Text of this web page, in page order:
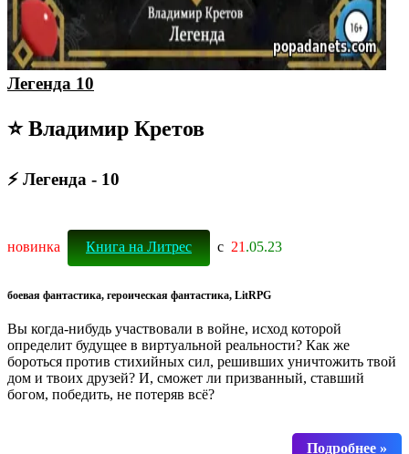
Легенда 10
⭐ Владимир Кретов
⚡ Легенда - 10
новинка Книга на Литрес с 21 .05.23
боевая фантастика, героическая фантастика, LitRPG
Вы когда-нибудь участвовали в войне, исход которой
определит будущее в виртуальной реальности? Как же
бороться против стихийных сил, решивших уничтожить твой
дом и твоих друзей? И, сможет ли призванный, ставший
богом, победить, не потеряв всё?